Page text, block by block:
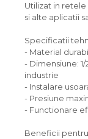
Utilizat in
si alte aplicatii
Specificatii
- Material
- Dimensiune:
industrie
- Instalare
- Presiune
- Functionare
Beneficii